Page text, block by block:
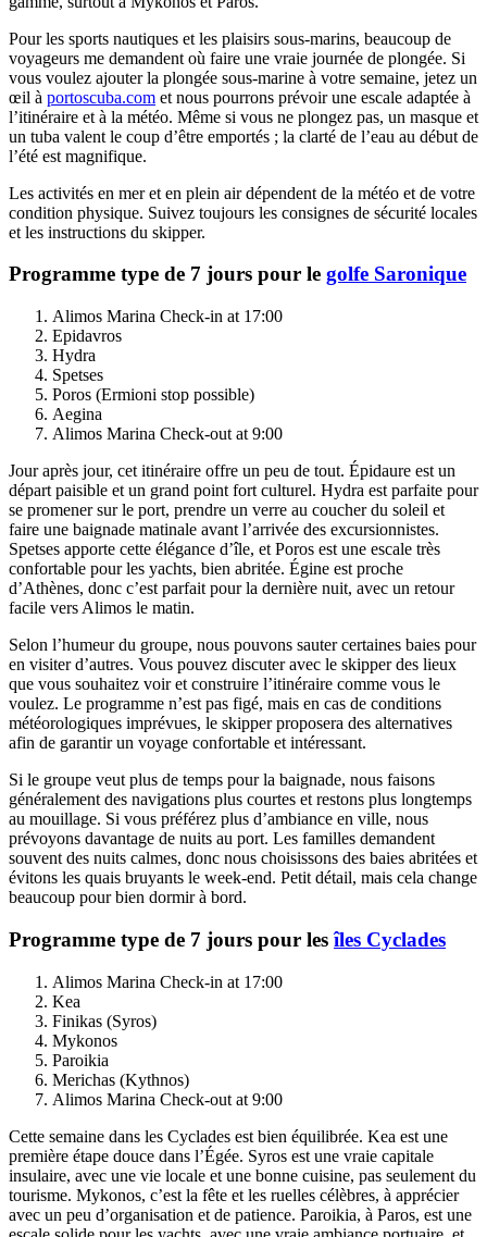
Pour les sports nautiques et les plaisirs sous-marins, beaucoup de
voyageurs me demandent où faire une vraie journée de plongée. Si
vous voulez ajouter la plongée sous-marine à votre semaine, jetez un
œil à portoscuba.com et nous pourrons prévoir une escale adaptée à
l’itinéraire et à la météo. Même si vous ne plongez pas, un masque et
un tuba valent le coup d’être emportés ; la clarté de l’eau au début de
l’été est magnifique.
Les activités en mer et en plein air dépendent de la météo et de votre
condition physique. Suivez toujours les consignes de sécurité locales
et les instructions du skipper.
Programme type de 7 jours pour le golfe Saronique
Alimos Marina Check-in at 17:00
Epidavros
Hydra
Spetses
Poros (Ermioni stop possible)
Aegina
Alimos Marina Check-out at 9:00
Jour après jour, cet itinéraire offre un peu de tout. Épidaure est un
départ paisible et un grand point fort culturel. Hydra est parfaite pour
se promener sur le port, prendre un verre au coucher du soleil et
faire une baignade matinale avant l’arrivée des excursionnistes.
Spetses apporte cette élégance d’île, et Poros est une escale très
confortable pour les yachts, bien abritée. Égine est proche
d’Athènes, donc c’est parfait pour la dernière nuit, avec un retour
facile vers Alimos le matin.
Selon l’humeur du groupe, nous pouvons sauter certaines baies pour
en visiter d’autres. Vous pouvez discuter avec le skipper des lieux
que vous souhaitez voir et construire l’itinéraire comme vous le
voulez. Le programme n’est pas figé, mais en cas de conditions
météorologiques imprévues, le skipper proposera des alternatives
afin de garantir un voyage confortable et intéressant.
Si le groupe veut plus de temps pour la baignade, nous faisons
généralement des navigations plus courtes et restons plus longtemps
au mouillage. Si vous préférez plus d’ambiance en ville, nous
prévoyons davantage de nuits au port. Les familles demandent
souvent des nuits calmes, donc nous choisissons des baies abritées et
évitons les quais bruyants le week-end. Petit détail, mais cela change
beaucoup pour bien dormir à bord.
Programme type de 7 jours pour lesîles Cyclades
Alimos Marina Check-in at 17:00
Kea
Finikas (Syros)
Mykonos
Paroikia
Merichas (Kythnos)
Alimos Marina Check-out at 9:00
Cette semaine dans les Cyclades est bien équilibrée. Kea est une
première étape douce dans l’Égée. Syros est une vraie capitale
insulaire, avec une vie locale et une bonne cuisine, pas seulement du
tourisme. Mykonos, c’est la fête et les ruelles célèbres, à apprécier
avec un peu d’organisation et de patience. Paroikia, à Paros, est une